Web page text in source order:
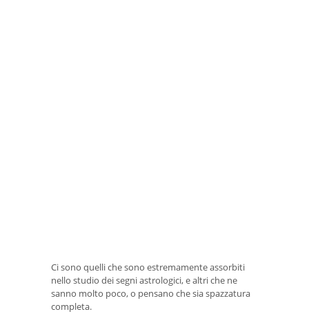
Ci sono quelli che sono estremamente assorbiti
nello studio dei segni astrologici, e altri che ne
sanno molto poco, o pensano che sia spazzatura
completa.